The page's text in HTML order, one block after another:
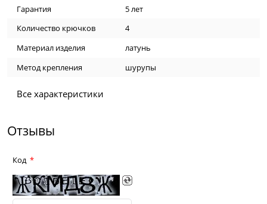
Гарантия
5 лет
Количество крючков
4
Материал изделия
латунь
Метод крепления
шурупы
Все характеристики
Отзывы
Код